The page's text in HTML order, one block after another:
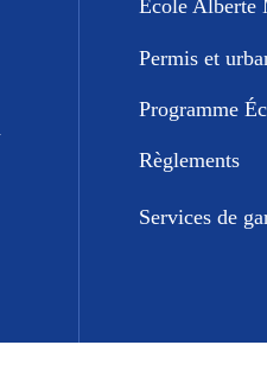
École Alberte
Permis et
Programme
Règlements
Services de